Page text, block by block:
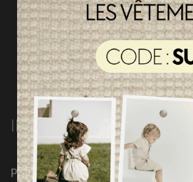
INFORMATIONS
Programme Loyauté